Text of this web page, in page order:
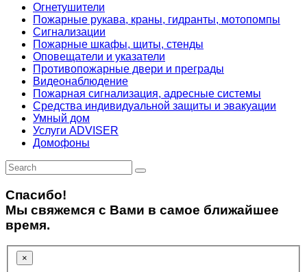
Огнетушители
Пожарные рукава, краны, гидранты, мотопомпы
Сигнализации
Пожарные шкафы, щиты, стенды
Оповещатели и указатели
Противопожарные двери и преграды
Видеонаблюдение
Пожарная сигнализация, адресные системы
Средства индивидуальной защиты и эвакуации
Умный дом
Услуги ADVISER
Домофоны
Спасибо!
Мы свяжемся с Вами в самое ближайшее
время.
×